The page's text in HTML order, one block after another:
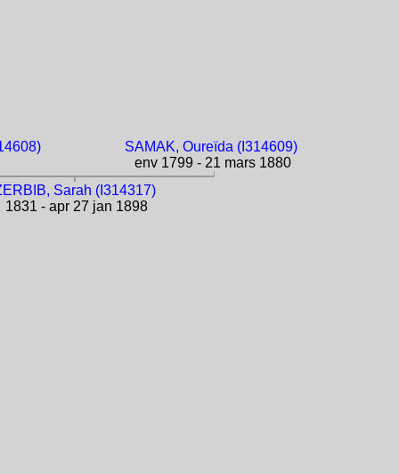
SAMAK, Oureïda (I314609)
env 1799 - 21 mars 1880
Sarah (I314317)
1831 - apr 27 jan 1898